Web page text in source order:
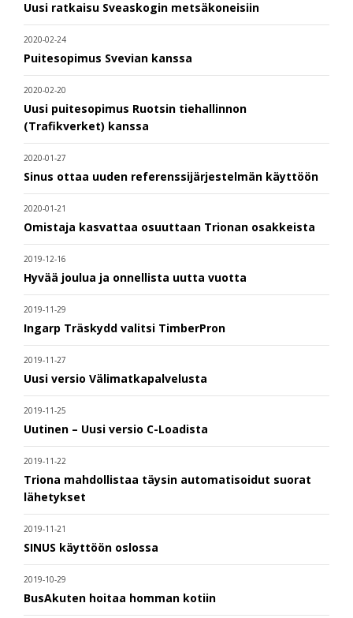
Uusi ratkaisu Sveaskogin metsäkoneisiin
2020-02-24
Puitesopimus Svevian kanssa
2020-02-20
Uusi puitesopimus Ruotsin tiehallinnon
(Trafikverket) kanssa
2020-01-27
Sinus ottaa uuden referenssijärjestelmän käyttöön
2020-01-21
Omistaja kasvattaa osuuttaan Trionan osakkeista
2019-12-16
Hyvää joulua ja onnellista uutta vuotta
2019-11-29
Ingarp Träskydd valitsi TimberPron
2019-11-27
Uusi versio Välimatkapalvelusta
2019-11-25
Uutinen – Uusi versio C-Loadista
2019-11-22
Triona mahdollistaa täysin automatisoidut suorat
lähetykset
2019-11-21
SINUS käyttöön oslossa
2019-10-29
BusAkuten hoitaa homman kotiin